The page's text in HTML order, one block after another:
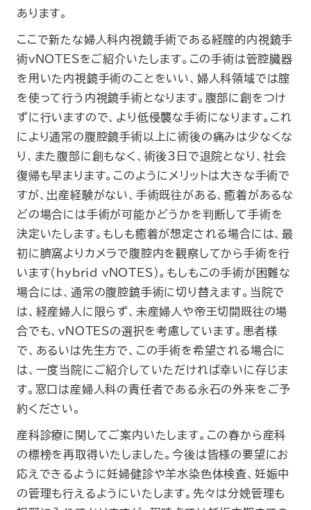
あります。
ここで新たな婦人科内視鏡手術である経腟的内視鏡手
術vNOTESをご紹介いたします。この手術は管腔臓器
を用いた内視鏡手術のことをいい、婦人科領域では腟
を使って行う内視鏡手術となります。腹部に創をつけ
ずに行いますので、より低侵襲な手術になります。これ
により通常の腹腔鏡手術以上に術後の痛みは少なくな
り、また腹部に創もなく、術後3日で退院となり、社会
復帰も早まります。このようにメリットは大きな手術で
すが、出産経験がない、手術既往がある、癒着があるな
どの場合には手術が可能かどうかを判断して手術を
決定いたします。もしも癒着が想定される場合には、最
初に臍窩よりカメラで腹腔内を観察してから手術を行
います(hybrid vNOTES)。もしもこの手術が困難な
場合には、通常の腹腔鏡手術に切り替えます。当院で
は、経産婦人に限らず、未産婦人や帝王切開既往の場
合でも、vNOTESの選択を考慮しています。患者様
で、あるいは先生方で、この手術を希望される場合に
は、一度当院にご紹介していただければ幸いに存じま
す。窓口は産婦人科の責任者である永石の外来をご予
約ください。
産科診療に関してご案内いたします。この春から産科
の標榜を再取得いたしました。今後は皆様の要望にお
応えできるように妊婦健診や羊水染色体検査、妊娠中
の管理も行えるようにいたします。先々は分娩管理も